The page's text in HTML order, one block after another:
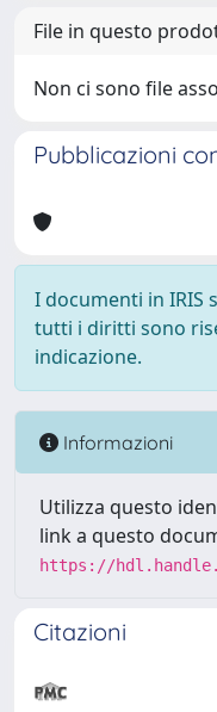
File in questo
Non ci sono file
Pubblicazioni
I documenti in IRIS
tutti i diritti sono
indicazione.
Informazioni
Utilizza questo
link a questo
https://
Citazioni